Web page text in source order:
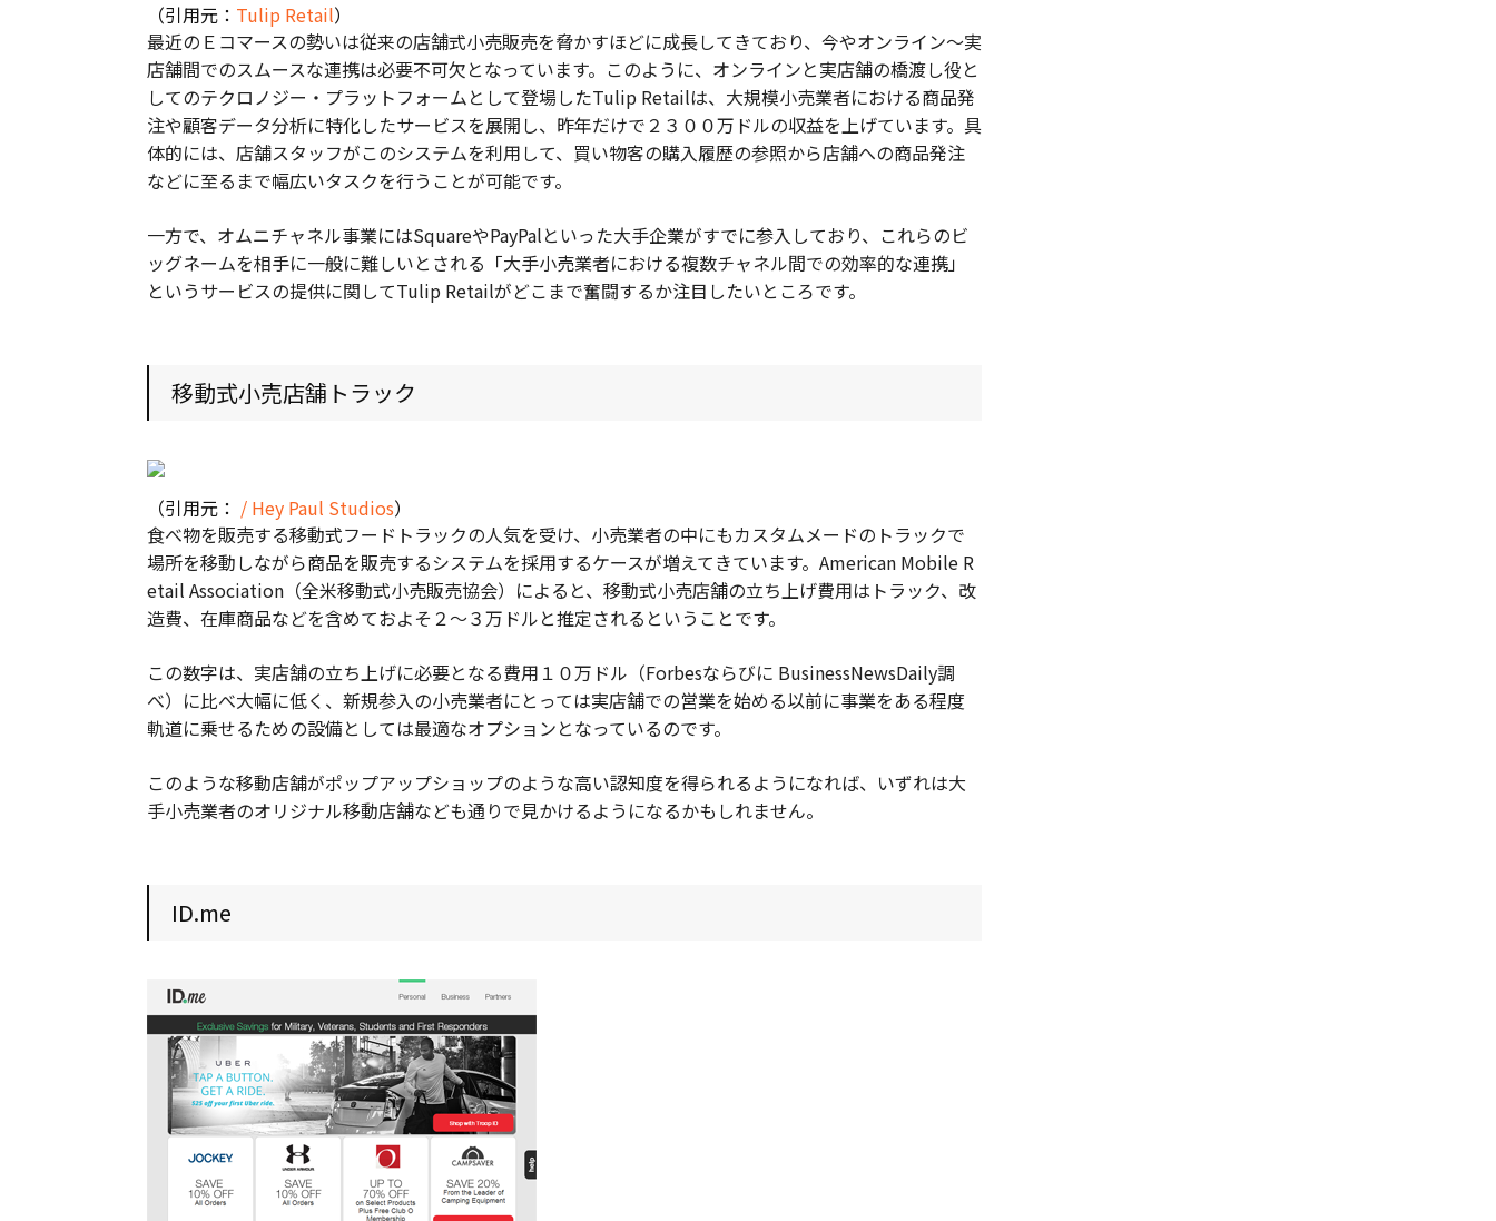
（引用元： Tulip Retail）
最近のＥコマースの勢いは従来の店舗式小売販売を脅かすほどに成長してきており、今やオンライン～実
店舗間でのスムースな連携は必要不可欠となっています。このように、オンラインと実店舗の橋渡し役と
してのテクロノジー・プラットフォームとして登場したTulip Retailは、大規模小売業者における商品発
注や顧客データ分析に特化したサービスを展開し、昨年だけで２３００万ドルの収益を上げています。具
体的には、店舗スタッフがこのシステムを利用して、買い物客の購入履歴の参照から店舗への商品発注
などに至るまで幅広いタスクを行うことが可能です。
一方で、オムニチャネル事業にはSquareやPayPalといった大手企業がすでに参入しており、これらのビ
ッグネームを相手に一般に難しいとされる「大手小売業者における複数チャネル間での効率的な連携」
というサービスの提供に関してTulip Retailがどこまで奮闘するか注目したいところです。
移動式小売店舗トラック
（引用元： / Hey Paul Studios）
食べ物を販売する移動式フードトラックの人気を受け、小売業者の中にもカスタムメードのトラックで
場所を移動しながら商品を販売するシステムを採用するケースが増えてきています。American Mobile R
etail Association（全米移動式小売販売協会）によると、移動式小売店舗の立ち上げ費用はトラック、改
造費、在庫商品などを含めておよそ２～３万ドルと推定されるということです。
この数字は、実店舗の立ち上げに必要となる費用１０万ドル（Forbesならびに BusinessNewsDaily調
べ）に比べ大幅に低く、新規参入の小売業者にとっては実店舗での営業を始める以前に事業をある程度
軌道に乗せるための設備としては最適なオプションとなっているのです。
このような移動店舗がポップアップショップのような高い認知度を得られるようになれば、いずれは大
手小売業者のオリジナル移動店舗なども通りで見かけるようになるかもしれません。
ID.me